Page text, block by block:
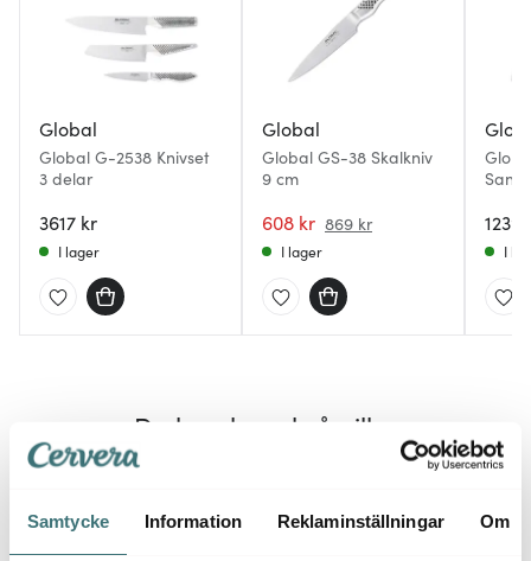
Samtycke Information Reklaminställningar Om
Global
Global G-2538 Knivset
3 delar
3617 kr
I lager
Global
Global GS-38 Skalkniv
9 cm
608 kr 869 kr
I lager
1239
I
Du kanske också gillar
30%